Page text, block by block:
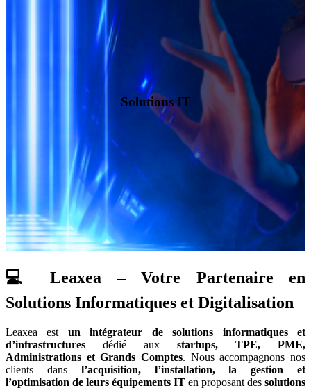
Solutions IT
💻 Leaxea – Votre Partenaire en
Solutions Informatiques et Digitalisation
Leaxea est un intégrateur de solutions informatiques et
d’infrastructures dédié aux startups, TPE, PME,
Administrations et Grands Comptes. Nous accompagnons nos
clients dans l’acquisition, l’installation, la gestion et
l’optimisation de leurs équipements IT en proposant des solutions